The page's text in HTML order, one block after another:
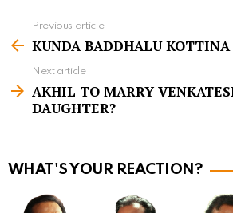
e
m
e
Previous article
KUNDA BADDHALU
Next article
AKHIL TO MARRY
DAUGHTER?
WHAT'S YOUR REACTION?